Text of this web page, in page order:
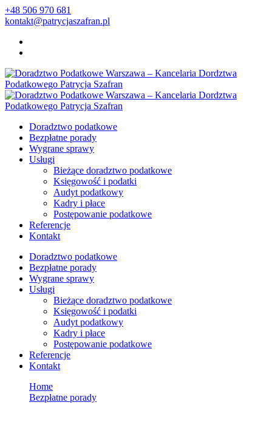
+48 506 970 681
kontakt@patrycjaszafran.pl
Doradztwo podatkowe
Bezpłatne porady
Wygrane sprawy
Usługi
Bieżące doradztwo podatkowe
Księgowość i podatki
Audyt podatkowy
Kadry i płace
Postępowanie podatkowe
Referencje
Kontakt
Doradztwo podatkowe
Bezpłatne porady
Wygrane sprawy
Usługi
Bieżące doradztwo podatkowe
Księgowość i podatki
Audyt podatkowy
Kadry i płace
Postępowanie podatkowe
Referencje
Kontakt
Home
Bezpłatne porady